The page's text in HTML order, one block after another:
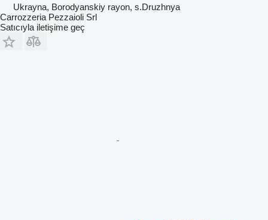
Ukrayna, Borodyanskiy rayon, s.Druzhnya
Carrozzeria Pezzaioli Srl
Satıcıyla iletişime geç